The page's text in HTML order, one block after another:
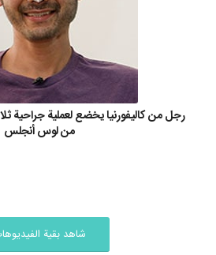
رجل من كاليفورنيا يخضع لعملية جراحية
من لوس أنجلس
شاهد بقية